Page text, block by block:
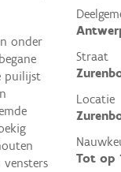
Straat
Locatie
Tot op
onder
puilijst